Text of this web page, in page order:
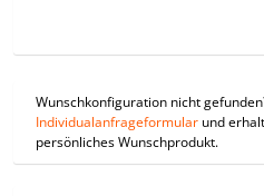
Wunschkonfiguration nicht
Individualanfrageformular und
persönliches Wunschprodukt.